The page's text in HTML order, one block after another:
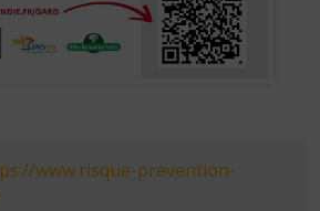
www.risque-prevention-